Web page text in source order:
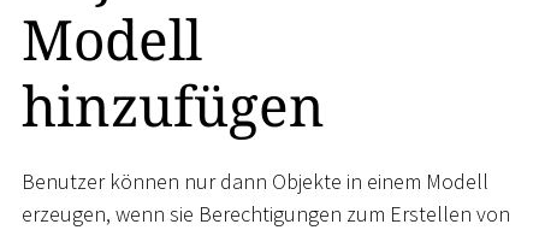
Modell
hinzufügen
Benutzer können nur dann Objekte in einem Modell
erzeugen, wenn sie Berechtigungen zum Erstellen von